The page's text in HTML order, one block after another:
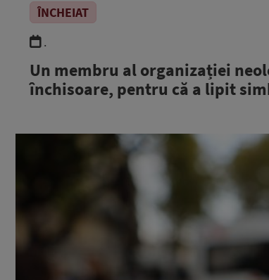
ÎNCHEIAT
.
Un membru al organizației
închisoare, pentru că a lipit